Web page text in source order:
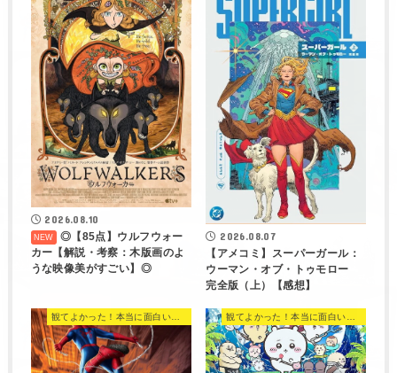
2026.08.10
◎【85点】ウルフウォー
カー【解説・考察：木版画のよ
うな映像美がすごい】◎
2026.08.07
【アメコミ】スーパーガール：
ウーマン・オブ・トゥモロー
完全版（上）【感想】